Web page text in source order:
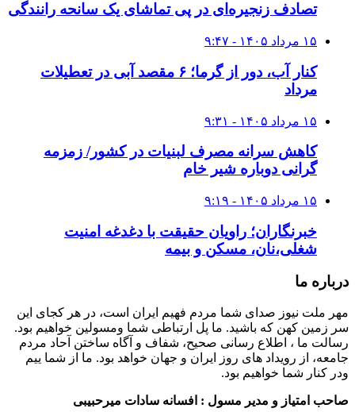
تصادف زنجیره‌ای در پی تماشای یک سانحه رانندگی
۱۵ مرداد ۱۴۰۵ - ۹:۴۷
کنار آب، دور از گرما؛ ۶ مقصد آبی در تعطیلات
مرداد
۱۵ مرداد ۱۴۰۵ - ۹:۳۱
کاهش سرانه مصرف لبنیات در کشور/ زمزمه
گرانی دوباره شیر خام
۱۵ مرداد ۱۴۰۵ - ۹:۱۹
خبرنگاران؛ راویان حقیقت با دغدغه امنیت
شغلی،نان، مسکن و بیمه
درباره ما
مهر ملت نیوز صدای شما مردم فهیم ایران است، در هر کجای این
سر زمین کهن که باشید. ما پل ارتباطی شما ومسولین خواهیم بود.
رسالت ما ، اطلاع رسانی صحیح، شفاف و آگاه ساختن آحاد مردم
جامعه، از رویداد های روز ایران و جهان خواهد بود. ما از شما ییم
ودر کنار شما خواهیم بود.
صاحب امتیاز و مدیر مسول : افسانه سادات میرحبیبی